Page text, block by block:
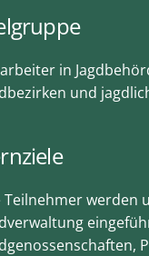
in
und
Teilnehmer werden